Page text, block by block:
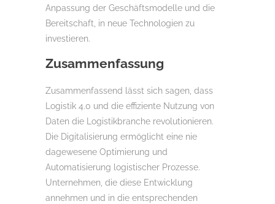
Anpassung der Geschäftsmodelle und die
Bereitschaft, in neue Technologien zu
investieren.
Zusammenfassung
Zusammenfassend lässt sich sagen, dass
Logistik 4.0 und die effiziente Nutzung von
Daten die Logistikbranche revolutionieren.
Die Digitalisierung ermöglicht eine nie
dagewesene Optimierung und
Automatisierung logistischer Prozesse.
Unternehmen, die diese Entwicklung
annehmen und in die entsprechenden